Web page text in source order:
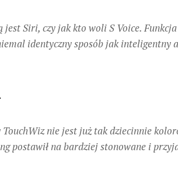
jest Siri, czy jak kto woli S Voice.
identyczny sposób jak inteligentny
TouchWiz nie jest już tak dziecinnie
postawił na bardziej stonowane i